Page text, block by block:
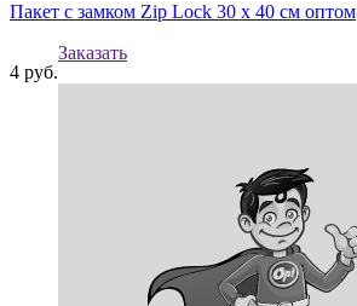
Пакет с замком Zip Lock 30 х 40 см оптом
4 руб.
Заказать